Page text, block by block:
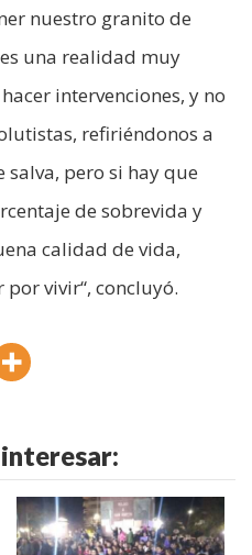
nuestro granito de
una realidad muy
intervenciones, y no
refiriéndonos a
salva, pero si hay que
de sobrevida y
calidad de vida,
vivir“, concluyó.